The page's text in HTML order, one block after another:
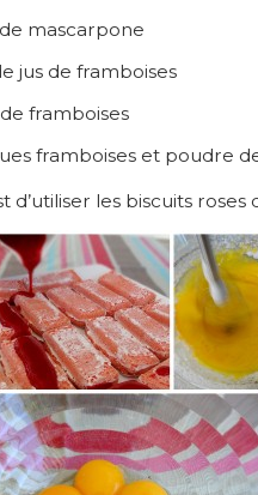
mascarpone
jus de framboises
framboises
framboises et poudre
d’utiliser les biscuits roses